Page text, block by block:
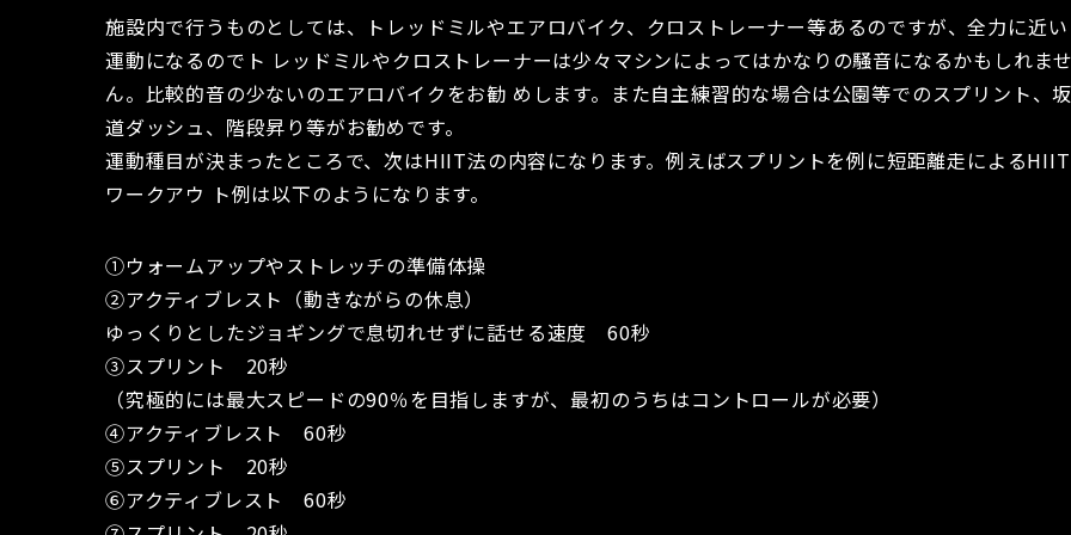
施設内で行うものとしては、トレッドミルやエアロバイク、クロストレーナー等あるのですが、全力に近い
運動になるのでト レッドミルやクロストレーナーは少々マシンによってはかなりの騒音になるかもしれま
ん。比較的音の少ないのエアロバイクをお勧 めします。また自主練習的な場合は公園等でのスプリント、
道ダッシュ、階段昇り等がお勧めです。
運動種目が決まったところで、次はHIIT法の内容になります。例えばスプリントを例に短距離走によるHIIT
ワークアウ ト例は以下のようになります。
①ウォームアップやストレッチの準備体操
②アクティブレスト（動きながらの休息）
ゆっくりとしたジョギングで息切れせずに話せる速度 60秒
③スプリント 20秒
（究極的には最大スピードの90％を目指しますが、最初のうちはコントロールが必要）
④アクティブレスト 60秒
⑤スプリント 20秒
⑥アクティブレスト 60秒